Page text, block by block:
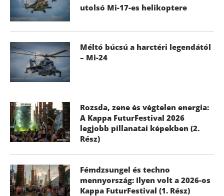
utolsó Mi-17-es helikoptere
Méltó búcsú a harctéri legendától
– Mi-24
Rozsda, zene és végtelen energia:
A Kappa FuturFestival 2026
legjobb pillanatai képekben (2.
Rész)
Fémdzsungel és techno
mennyország: Ilyen volt a 2026-os
Kappa FuturFestival (1. Rész)